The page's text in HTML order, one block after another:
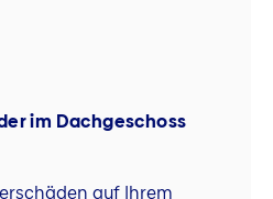
im Dachgeschoss
auf Ihrem